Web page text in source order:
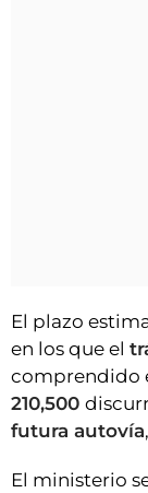
El plazo
en los que el
comprendido
210,500
futura autovía
El ministerio